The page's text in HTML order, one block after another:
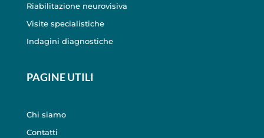
Riabilitazione neurovisiva
Visite specialistiche
Indagini diagnostiche
PAGINE UTILI
Chi siamo
Contatti